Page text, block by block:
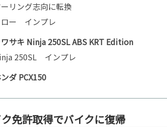
リング志向に転換
ロー インプレ
サキ Ninja 250SL ABS KRT Edition
250SL インプレ
ダ PCX150
免許取得でバイクに復帰